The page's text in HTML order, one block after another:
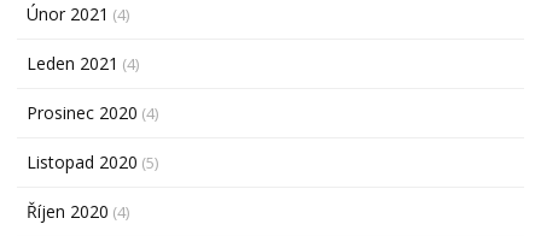
Únor 2021 (4)
Leden 2021 (4)
Prosinec 2020 (4)
Listopad 2020 (5)
Říjen 2020 (4)